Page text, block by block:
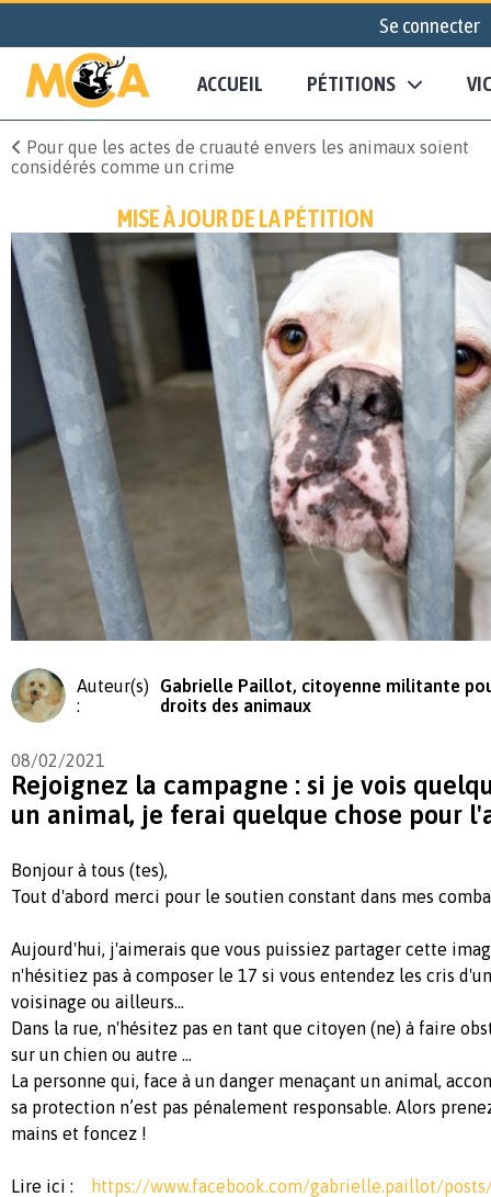
Se connecter
ACCUEIL PÉTITIONS
Pour que les actes de cruauté envers les animaux soient
considérés comme un crime
MISE À JOUR DE LA PÉTITION
Auteur(s)
:
Gabrielle Paillot, citoyenne militante
droits des animaux
08/02/2021
Rejoignez la campagne : si je vois
un animal, je ferai quelque chose pour
Bonjour à tous (tes),
Tout d'abord merci pour le soutien constant dans mes
Aujourd'hui, j'aimerais que vous puissiez partager cette
n'hésitiez pas à composer le 17 si vous entendez les cris
voisinage ou ailleurs...
Dans la rue, n'hésitez pas en tant que citoyen (ne) à faire
sur un chien ou autre ...
La personne qui, face à un danger menaçant un animal,
sa protection n’est pas pénalement responsable. Alors
mains et foncez !
Lire ici : https://www.facebook.com/gabrielle.paillot/